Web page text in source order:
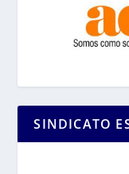
SINDICATO